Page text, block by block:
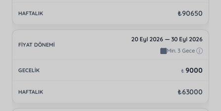
₺90650
20 Eyl 2026 — 30 Eyl 2026
Min. 3 Gece
₺ 9000
₺63000